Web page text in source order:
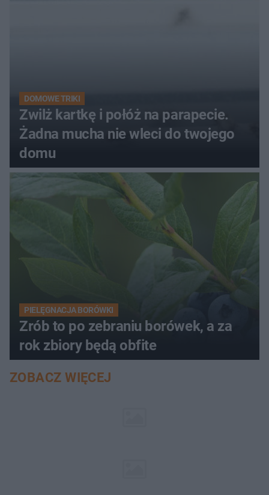
DOMOWE TRIKI
Zwilż kartkę i połóż na parapecie.
Żadna mucha nie wleci do twojego
domu
PIELĘGNACJA BORÓWKI
Zrób to po zebraniu borówek, a za
rok zbiory będą obfite
ZOBACZ WIĘCEJ